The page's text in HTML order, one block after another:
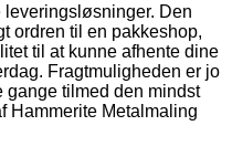
leveringsløsninger. Den
ordren til en pakkeshop,
til at kunne afhente dine
Fragtmuligheden er jo
tilmed den mindst
Hammerite Metalmaling